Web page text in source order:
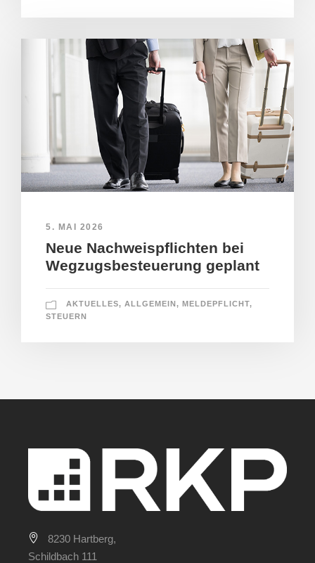
5. MAI 2026
Neue Nachweispflichten bei
Wegzugsbesteuerung geplant
AKTUELLES, ALLGEMEIN , MELDEPFLICHT,
STEUERN
8230 Hartberg,
Schildbach 111